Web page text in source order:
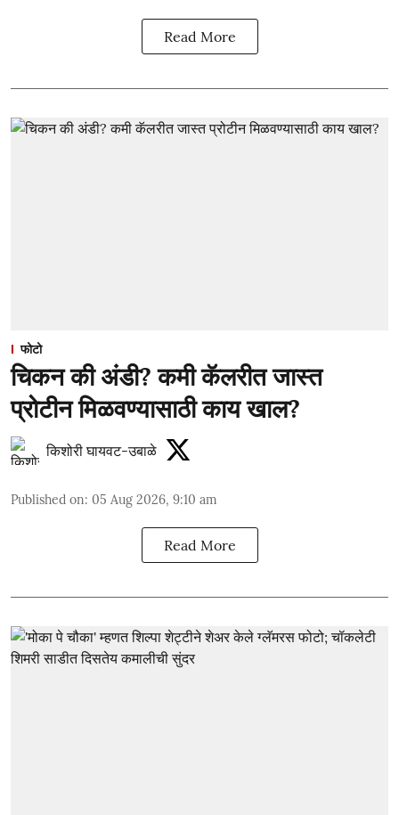
Read More
फोटो
चिकन की अंडी? कमी कॅलरीत जास्त
प्रोटीन मिळवण्यासाठी काय खाल?
किशोरी घायवट-उबाळे
Published on: 05 Aug 2026, 9:10 am
Read More